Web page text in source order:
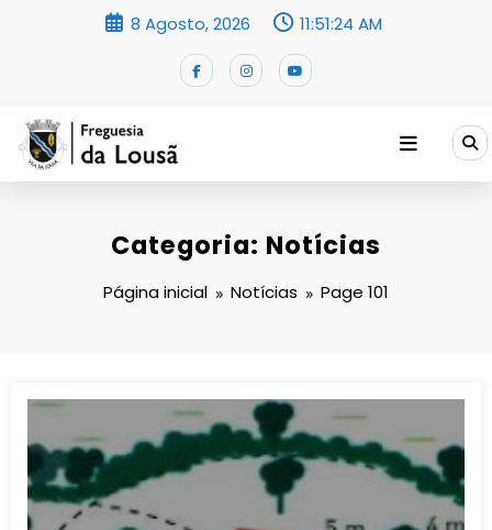
8 Agosto, 2026 11:51:25 AM
Categoria: Notícias
Página inicial Notícias Page 101